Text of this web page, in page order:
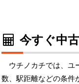
今すぐ中
ウチノカチでは、ユ
数、駅距離などの条件